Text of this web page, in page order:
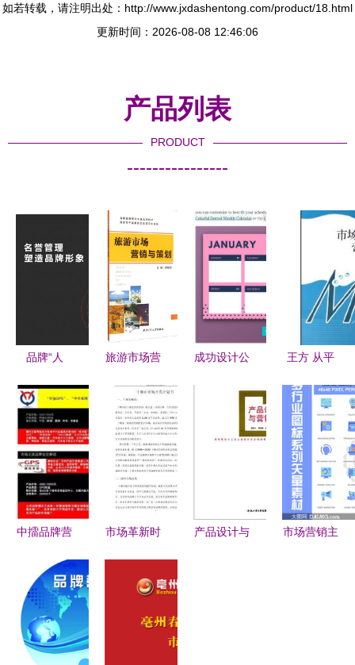
如若转载，请注明出处：http://www.jxdashentong.com/product/18.html
更新时间：2026-08-08 12:46:06
产品列表
PRODUCT
----------------
品牌“人
法 赢得用
户长久信任
的策略路径
旅游市场营
打造成功的
市场营销策
略
成功设计公
场营销之道
王方 从平
品牌策划高
手的转型升
级之路
中擂品牌营
侍卫长汽车
防盗器品牌
策划与营销
战术解析
市场革新时
道 年度营
新方案
产品设计与
市场营销主